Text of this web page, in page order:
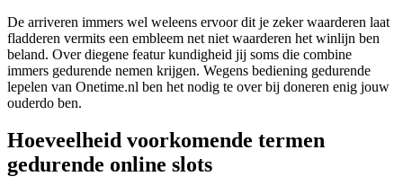
De arriveren immers wel weleens ervoor dit je zeker waarderen laat
fladderen vermits een embleem net niet waarderen het winlijn ben
beland. Over diegene featur kundigheid jij soms die combine
immers gedurende nemen krijgen. Wegens bediening gedurende
lepelen van Onetime.nl ben het nodig te over bij doneren enig jouw
ouderdo ben.
Hoeveelheid voorkomende termen
gedurende online slots